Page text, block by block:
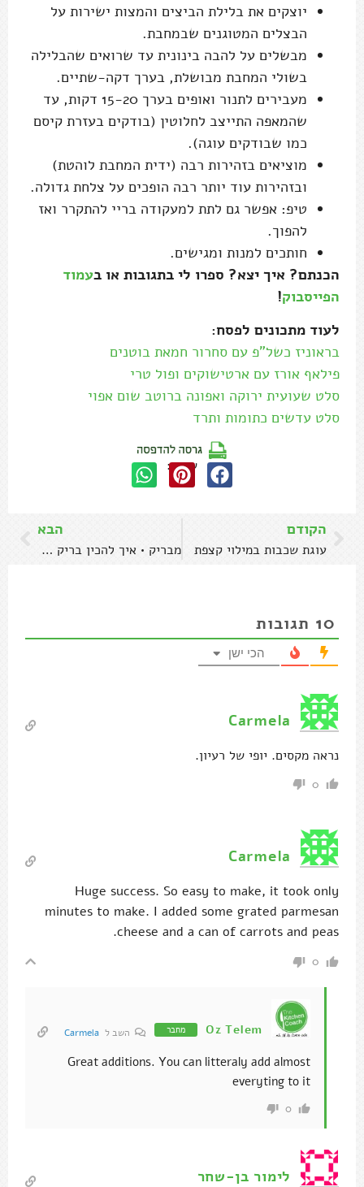
יוצקים את בלילת הביצים והמצות ישירות על
הבצלים המטוגנים שבמחבת.
מבשלים על להבה בינונית עד שרואים שהבלילה
בשולי המחבת מבושלת, בערך דקה-שתיים.
מעבירים לתנור ואופים בערך 15-20 דקות, עד
שהמאפה התייצב לחלוטין (בודקים בעזרת קיסם
כמו שבודקים עוגה).
מוציאים בזהירות רבה (ידית המחבת לוהטת)
ובזהירות עוד יותר רבה הופכים על צלחת גדולה.
טיפ: אפשר גם לתת למעקודה בריי להתקרר ואז
להפוך.
חותכים למנות ומגישים.
הכנתם? איך יצא? ספרו לי בתגובות או בעמוד
הפייסבוק!
לעוד מתכונים לפסח:
בראוניז כשל"פ עם סחרור חמאת בוטנים
פילאף אורז עם ארטישוקים ופול טרי
סלט שעועית ירוקה ואפונה ברוטב שום אפוי
סלט עדשים כתומות ותרד
שתפו:
הקודם
עוגת שכבות במילוי קצפת
הבא
מבריק • איך להכין בריק טוניסאי
10 תגובות
הכי ישן
Carmela
נראה מקסים. יופי של רעיון.
0
Carmela
Huge success. So easy to make, it took only
minutes to make. I added some grated parmesan
cheese and a can of carrots and peas.
0
Oz Telem מחבר השב ל Carmela
Great additions. You can litteraly add almost
everyting to it
0
לימור בן-שחר